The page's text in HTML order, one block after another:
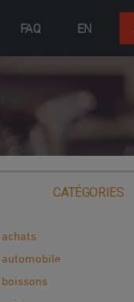
FAQ EN
CATÉGORIES
achats
automobile
boissons